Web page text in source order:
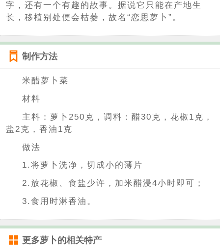
字，还有一个有趣的故事。据说它只能在产地生
长，移植别处便会枯萎，故名“恋思萝卜”。
制作方法
米醋萝卜菜
材料
主料：萝卜250克，调料：醋30克，花椒1克，
盐2克，香油1克
做法
1.将萝卜洗净，切成小的薄片
2.放花椒、食盐少许，加米醋浸4小时即可；
3.食用时淋香油。
更多萝卜的相关特产